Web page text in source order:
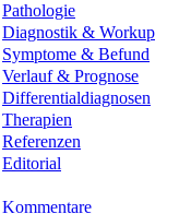
Pathologie
Diagnostik & Workup
Symptome & Befund
Verlauf & Prognose
Differentialdiagnosen
Therapien
Referenzen
Editorial
Kommentare